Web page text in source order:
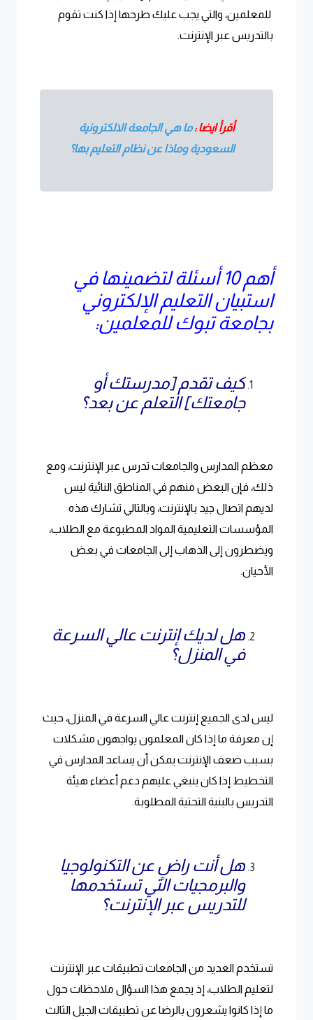
للمعلمين، والتي يجب عليك طرحها إذا كنت تقوم
بالتدريس عبر الإنترنت.
أقرأ ايضا :ما هي الجامعة الالكترونية
السعودية وماذا عن نظام التعليم بها؟
أهم 10 أسئلة لتضمينها في
استبيان التعليم الإلكتروني
بجامعة تبوك للمعلمين:
كيف تقدم [مدرستك أو
جامعتك] التعلم عن بعد؟
معظم المدارس والجامعات تدرس عبر الإنترنت، ومع
ذلك، فإن البعض منهم في المناطق النائية ليس
لديهم اتصال جيد بالإنترنت، وبالتالي تشارك هذه
المؤسسات التعليمية المواد المطبوعة مع الطلاب،
ويضطرون إلى الذهاب إلى الجامعات في بعض
الأحيان.
هل لديك إنترنت عالي السرعة
في المنزل؟
ليس لدى الجميع إنترنت عالي السرعة في المنزل، حيث
إن معرفة ما إذا كان المعلمون يواجهون مشكلات
بسبب ضعف الإنترنت يمكن أن يساعد المدارس في
التخطيط إذا كان ينبغي عليهم دعم أعضاء هيئة
التدريس بالبنية التحتية المطلوبة.
هل أنت راضٍ عن التكنولوجيا
والبرمجيات التي تستخدمها
للتدريس عبر الإنترنت؟
تستخدم العديد من الجامعات تطبيقات عبر الإنترنت
لتعليم الطلاب، إذ يجمع هذا السؤال ملاحظات حول
ما إذا كانوا يشعرون بالرضا عن تطبيقات الجيل الثالث